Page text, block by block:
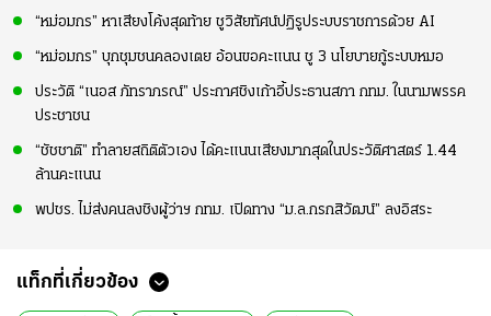
“หม่อมกร” หาเสียงโค้งสุดท้าย ชูวิสัยทัศน์ปฏิรูประบบราชการด้วย AI
“หม่อมกร” บุกชุมชนคลองเตย อ้อนขอคะแนน ชู 3 นโยบายกู้ระบบหมอ
ประวัติ “เนอส ภัทราภรณ์” ประกาศชิงเก้าอี้ประธานสภา กทม. ในนามพรรค
ประชาชน
“ชัชชาติ” ทำลายสถิติตัวเอง ได้คะแนนเสียงมากสุดในประวัติศาสตร์ 1.44
ล้านคะแนน
พปชร. ไม่ส่งคนลงชิงผู้ว่าฯ กทม. เปิดทาง “ม.ล.กรกสิวัฒน์” ลงอิสระ
แท็กที่เกี่ยวข้อง